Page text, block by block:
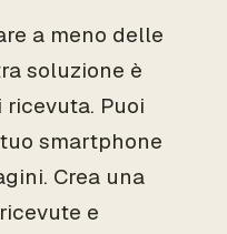
a meno delle
soluzione è
Puoi
smartphone
Crea una
e